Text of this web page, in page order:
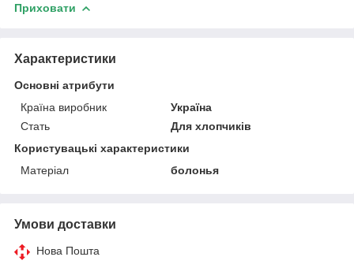
Приховати
Характеристики
Основні атрибути
Країна виробник
Україна
Стать
Для хлопчиків
Користувацькі характеристики
Матеріал
болонья
Умови доставки
Нова Пошта